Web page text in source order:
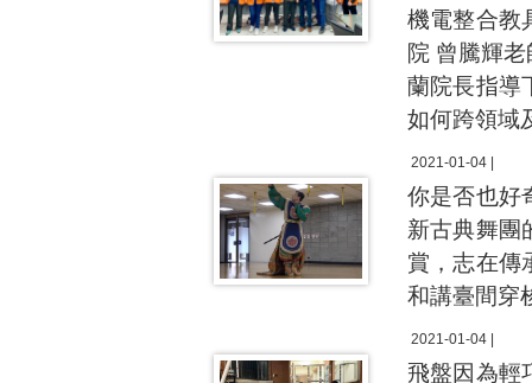
機電整合教
院 曾騰輝
蘭院長指導
如何跨領域
2021-01-04 |
你是否也好
新古典舞團
賞，志在傳
和講臺間穿
2021-01-04 |
飛盤因為輕